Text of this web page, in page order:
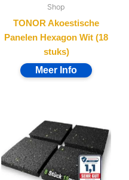
Shop
TONOR Akoestische
Panelen Hexagon Wit (18
stuks)